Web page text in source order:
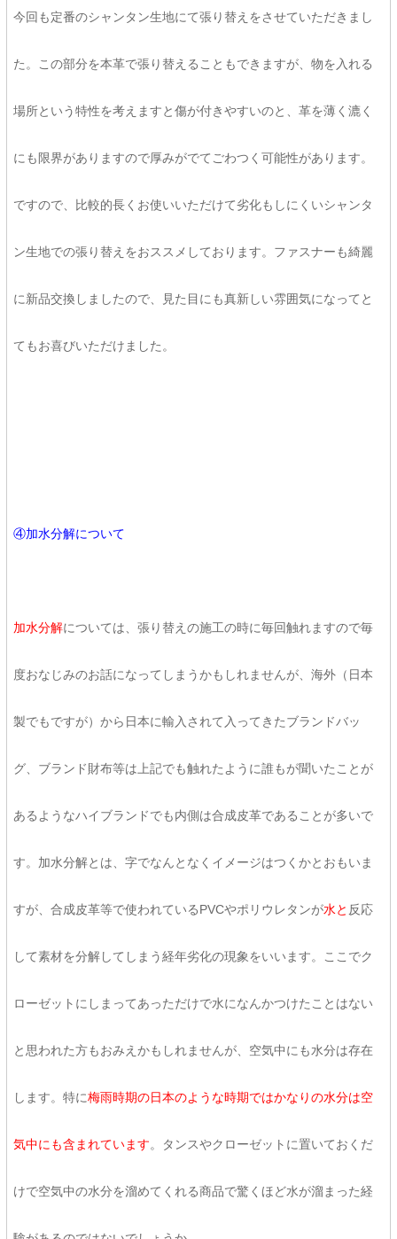
今回も定番のシャンタン生地にて張り替えをさせていただきまし
た。この部分を本革で張り替えることもできますが、物を入れる
場所という特性を考えますと傷が付きやすいのと、革を薄く漉く
にも限界がありますので厚みがでてごわつく可能性があります。
ですので、比較的長くお使いいただけて劣化もしにくいシャンタ
ン生地での張り替えをおススメしております。ファスナーも綺麗
に新品交換しましたので、見た目にも真新しい雰囲気になってと
てもお喜びいただけました。
④加水分解について
加水分解については、張り替えの施工の時に毎回触れますので毎
度おなじみのお話になってしまうかもしれませんが、海外（日本
製でもですが）から日本に輸入されて入ってきたブランドバッ
グ、ブランド財布等は上記でも触れたように誰もが聞いたことが
あるようなハイブランドでも内側は合成皮革であることが多いで
す。加水分解とは、字でなんとなくイメージはつくかとおもいま
すが、合成皮革等で使われているPVCやポリウレタンが水と 反応
して素材を分解してしまう経年劣化の現象をいいます。ここでク
ローゼットにしまってあっただけで水になんかつけたことはない
と思われた方もおみえかもしれませんが、空気中にも水分は存在
します。特に梅雨時期の日本のような時期ではかなりの水分は空
気中にも含まれています。タンスやクローゼットに置いておくだ
けで空気中の水分を溜めてくれる商品で驚くほど水が溜まった経